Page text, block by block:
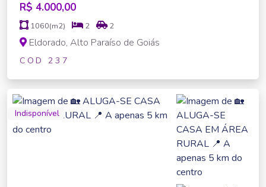
R$ 4.000,00
1060(m2) 2 2
Eldorado, Alto Paraíso de Goiás
COD 237
Indisponível